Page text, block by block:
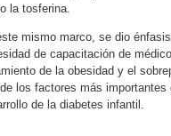
la tosferina.
mismo marco, se dio
de capacitación de
de la obesidad y el
los factores más importantes
de la diabetes infantil.